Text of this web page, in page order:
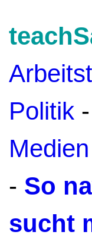
Politik -
Medien
- So
sucht